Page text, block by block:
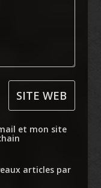
et mon site
articles par